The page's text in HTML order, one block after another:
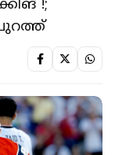
!;